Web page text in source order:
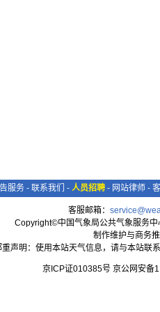
服务 - 联系我们 - 人员招聘 - 网站律师 -
客服邮箱：
Copyright©中国气象局公共气象服务
制作维护与商务
重声明：使用本站天气信息，请与本站联
京ICP证010385号 京公网安备